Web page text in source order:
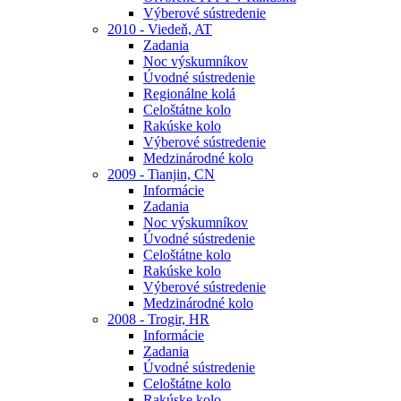
Výberové sústredenie
2010 - Viedeň, AT
Zadania
Noc výskumníkov
Úvodné sústredenie
Regionálne kolá
Celoštátne kolo
Rakúske kolo
Výberové sústredenie
Medzinárodné kolo
2009 - Tianjin, CN
Informácie
Zadania
Noc výskumníkov
Úvodné sústredenie
Celoštátne kolo
Rakúske kolo
Výberové sústredenie
Medzinárodné kolo
2008 - Trogir, HR
Informácie
Zadania
Úvodné sústredenie
Celoštátne kolo